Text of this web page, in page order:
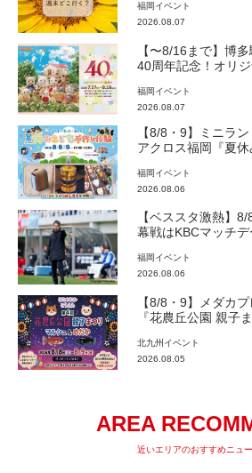
福岡 イベント
2026.08.07
【〜8/16まで】博
40周年記念！オリ
こう（JR九州ホー
福岡 イベント
2026.08.07
【8/8・9】ミニラ
アクロス福岡『夏休
中央区）【イベント
福岡 イベント
2026.08.06
【ベススタ激熱】
幕戦はKBCマッチ
福岡 イベント
2026.08.06
【8/8・9】メダカ
『花農丘公園 親子
北九州 イベント
2026.08.05
AREA
近いエリアのおすすめニュ